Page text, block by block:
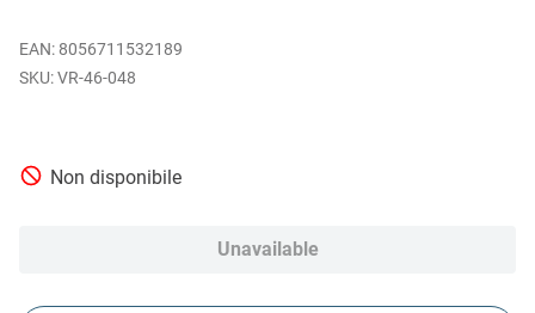
EAN: 8056711532189
VR-46-048
Non disponibile
Unavailable